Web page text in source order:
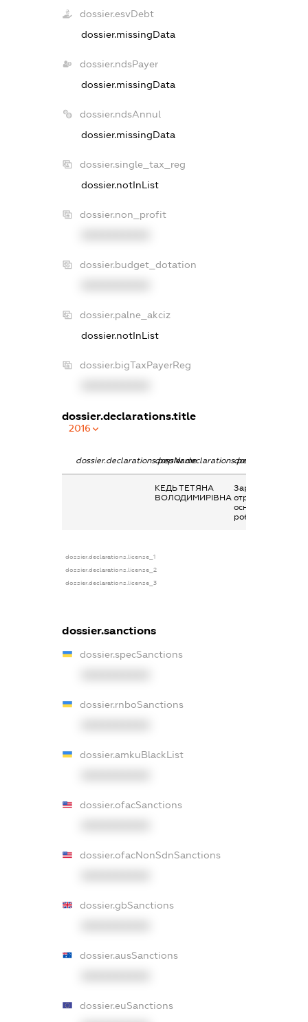
dossier.esvDebt
dossier.missingData
dossier.ndsPayer
dossier.missingData
dossier.ndsAnnul
dossier.missingData
dossier.single_tax_reg
dossier.notInList
dossier.non_profit
dossier.budget_dotation
dossier.palne_akciz
dossier.notInList
dossier.bigTaxPayerReg
dossier.declarations.title
2016
dossier.declarations.pepNamedossier.declarations.personName
КЕДЬ ТЕТЯНА
ВОЛОДИМИРІВНА
Заробітна плата
отримана за
основним місцем
роботи
dossier.declarations.license_1
dossier.declarations.license_2
dossier.declarations.license_3
dossier.sanctions
dossier.specSanctions
dossier.rnboSanctions
dossier.amkuBlackList
dossier.ofacSanctions
dossier.ofacNonSdnSanctions
dossier.gbSanctions
dossier.ausSanctions
dossier.euSanctions